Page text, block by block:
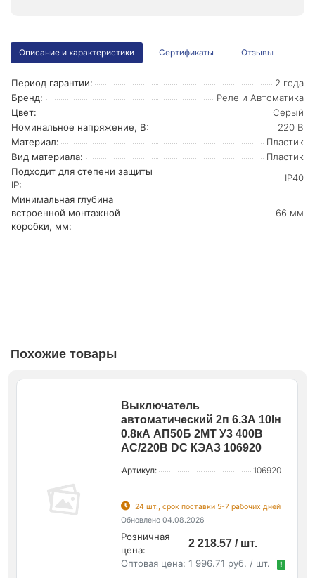
Описание и характеристики Сертификаты Отзывы
Период гарантии:
2 года
Бренд:
Реле и Автоматика
Цвет:
Серый
Номинальное напряжение, В:
220 В
Материал:
Пластик
Вид материала:
Пластик
Подходит для степени защиты
IP:
IP40
Минимальная глубина
встроенной монтажной
коробки, мм:
66 мм
Похожие товары
Выключатель
автоматический 2п 6.3А 10Iн
0.8кА АП50Б 2МТ У3 400В
AC/220В DC КЭАЗ 106920
Артикул: 106920
24 шт., срок поставки 5-7 рабочих дней
Обновлено 04.08.2026
Розничная
цена:
2 218.57 / шт.
Оптовая цена: 1 996.71 руб. / шт. !